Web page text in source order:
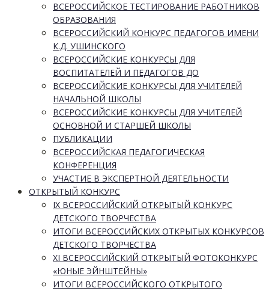
ВСЕРОССИЙСКОЕ ТЕСТИРОВАНИЕ РАБОТНИКОВ
ОБРАЗОВАНИЯ
ВСЕРОССИЙСКИЙ КОНКУРС ПЕДАГОГОВ ИМЕНИ
К.Д. УШИНСКОГО
ВСЕРОССИЙСКИЕ КОНКУРСЫ ДЛЯ
ВОСПИТАТЕЛЕЙ И ПЕДАГОГОВ ДО
ВСЕРОССИЙСКИЕ КОНКУРСЫ ДЛЯ УЧИТЕЛЕЙ
НАЧАЛЬНОЙ ШКОЛЫ
ВСЕРОССИЙСКИЕ КОНКУРСЫ ДЛЯ УЧИТЕЛЕЙ
ОСНОВНОЙ И СТАРШЕЙ ШКОЛЫ
ПУБЛИКАЦИИ
ВСЕРОССИЙСКАЯ ПЕДАГОГИЧЕСКАЯ
КОНФЕРЕНЦИЯ
УЧАСТИЕ В ЭКСПЕРТНОЙ ДЕЯТЕЛЬНОСТИ
ОТКРЫТЫЙ КОНКУРС
IX ВСЕРОССИЙСКИЙ ОТКРЫТЫЙ КОНКУРС
ДЕТСКОГО ТВОРЧЕСТВА
ИТОГИ ВСЕРОССИЙСКИХ ОТКРЫТЫХ КОНКУРСОВ
ДЕТСКОГО ТВОРЧЕСТВА
XI ВСЕРОССИЙСКИЙ ОТКРЫТЫЙ ФОТОКОНКУРС
«ЮНЫЕ ЭЙНШТЕЙНЫ»
ИТОГИ ВСЕРОССИЙСКОГО ОТКРЫТОГО